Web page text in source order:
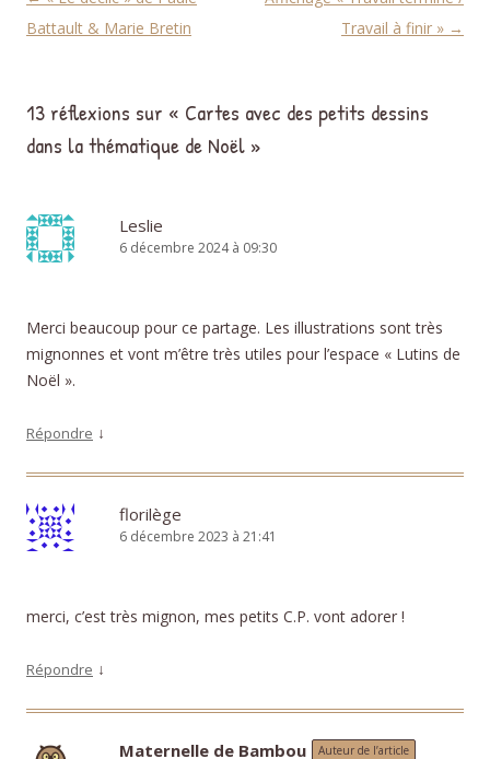
Battault & Marie Bretin
Travail à finir » →
13 réflexions sur « Cartes avec des petits dessins
dans la thématique de Noël »
Leslie
6 décembre 2024 à 09:30
Merci beaucoup pour ce partage. Les illustrations sont très
mignonnes et vont m’être très utiles pour l’espace « Lutins de
Noël ».
Répondre ↓
florilège
6 décembre 2023 à 21:41
merci, c’est très mignon, mes petits C.P. vont adorer !
Répondre ↓
Maternelle de Bambou Auteur de l’article